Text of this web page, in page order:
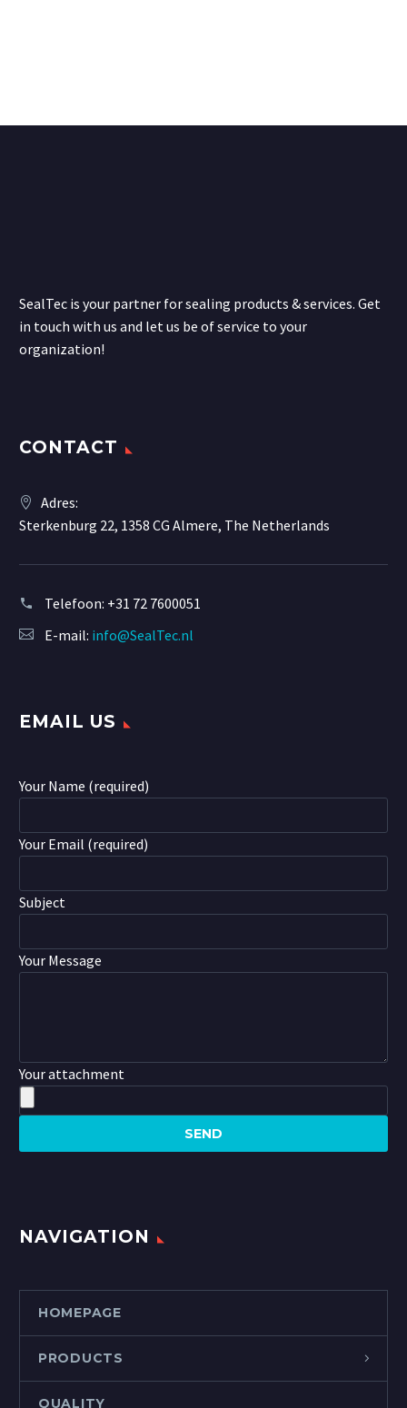
SealTec is your partner for sealing products & services. Get
in touch with us and let us be of service to your
organization!
CONTACT
Adres:
Sterkenburg 22, 1358 CG Almere, The Netherlands
Telefoon: +31 72 7600051
E-mail: info@SealTec.nl
EMAIL US
Your Name (required)
Your Email (required)
Subject
Your Message
Your attachment
NAVIGATION
HOMEPAGE
PRODUCTS
QUALITY